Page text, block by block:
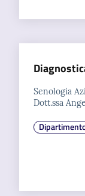
Senologia
Dott.ssa